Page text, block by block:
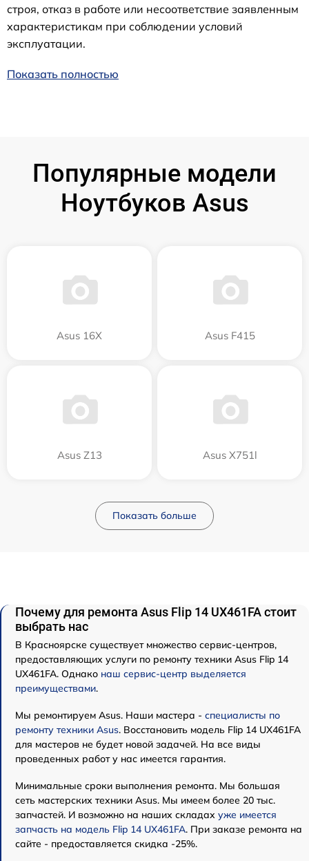
строя, отказ в работе или несоответствие заявленным
характеристикам при соблюдении условий
эксплуатации.
Показать полностью
Популярные модели
Ноутбуков Asus
Asus 16X Asus F415
Asus Z13 Asus X751l
Показать больше
Почему для ремонта Asus Flip 14 UX461FA стоит
выбрать нас
В Красноярске существует множество сервис-центров,
предоставляющих услуги по ремонту техники Asus Flip 14
UX461FA. Однако наш сервис-центр выделяется
преимуществами.
Мы ремонтируем Asus. Наши мастера - специалисты по
ремонту техники Asus. Восстановить модель Flip 14 UX461FA
для мастеров не будет новой задачей. На все виды
проведенных работ у нас имеется гарантия.
Минимальные сроки выполнения ремонта. Мы большая
сеть мастерских техники Asus. Мы имеем более 20 тыс.
запчастей. И возможно на наших складах уже имеется
запчасть на модель Flip 14 UX461FA. При заказе ремонта на
сайте - предоставляется скидка -25%.